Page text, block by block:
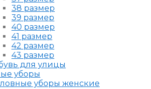
38 размер
39 размер
40 размер
41 размер
42 размер
43 размер
для улицы
уборы
уборы женские